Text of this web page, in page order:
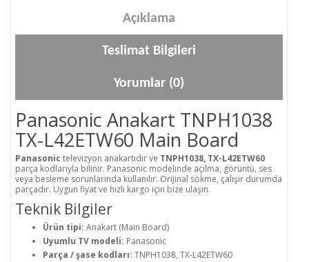
Açıklama
Teslimat Bilgileri
Yorumlar (0)
Panasonic Anakart TNPH1038
TX-L42ETW60 Main Board
Panasonic televizyon anakartıdır ve TNPH1038, TX-L42ETW60
parça kodlarıyla bilinir. Panasonic modelinde açılma, görüntü, ses
veya besleme sorunlarında kullanılır. Orijinal sökme, çalışır durumda
parçadır. Uygun fiyat ve hızlı kargo için bize ulaşın.
Teknik Bilgiler
Ürün tipi: Anakart (Main Board)
Uyumlu TV modeli: Panasonic
Parça / şase kodları: TNPH1038, TX-L42ETW60